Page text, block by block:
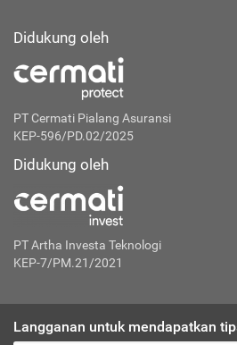
Didukung oleh
PT Cermati Pialang Asuransi
KEP-596/PD.02/2025
Didukung oleh
PT Artha Investa Teknologi
KEP-7/PM.21/2021
Langganan untuk mendapatkan